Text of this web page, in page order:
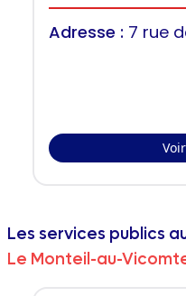
Adresse : 7 rue
Les services publics
Le Monteil-au-